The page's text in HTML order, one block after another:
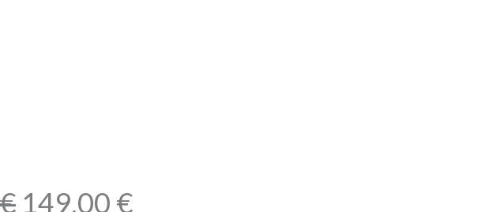
€ E
149,00 €E